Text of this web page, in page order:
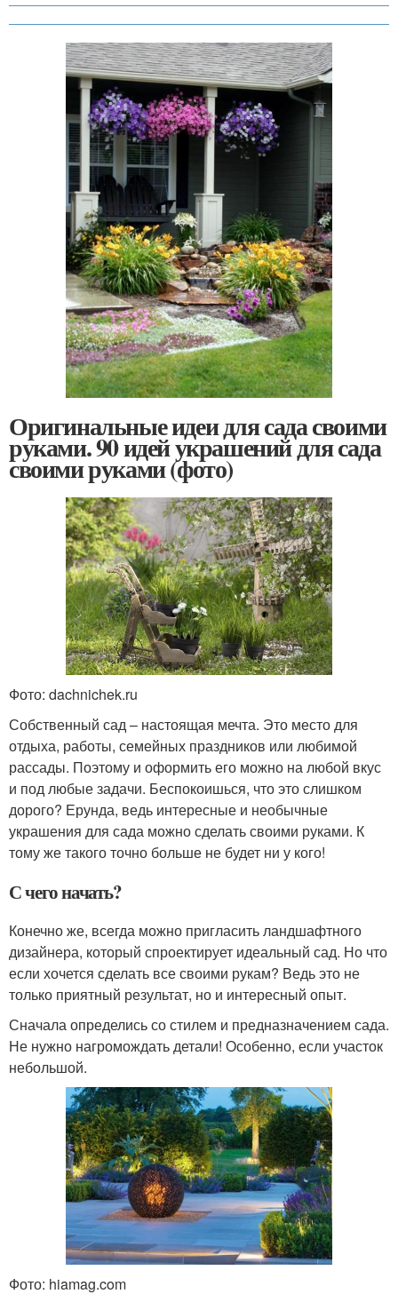
Оригинальные идеи для сада своими
руками. 90 идей украшений для сада
своими руками (фото)
Фото: dachnichek.ru
Собственный сад – настоящая мечта. Это место для
отдыха, работы, семейных праздников или любимой
рассады. Поэтому и оформить его можно на любой вкус
и под любые задачи. Беспокоишься, что это слишком
дорого? Ерунда, ведь интересные и необычные
украшения для сада можно сделать своими руками. К
тому же такого точно больше не будет ни у кого!
С чего начать?
Конечно же, всегда можно пригласить ландшафтного
дизайнера, который спроектирует идеальный сад. Но что
если хочется сделать все своими рукам? Ведь это не
только приятный результат, но и интересный опыт.
Сначала определись со стилем и предназначением сада.
Не нужно нагромождать детали! Особенно, если участок
небольшой.
Фото: hiamag.com